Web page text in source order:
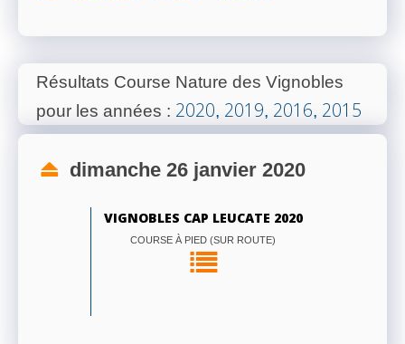
Résultats Course Nature des Vignobles
pour les années : 2020, 2019, 2016, 2015
dimanche 26 janvier 2020
VIGNOBLES CAP LEUCATE 2020
COURSE À PIED (SUR ROUTE)